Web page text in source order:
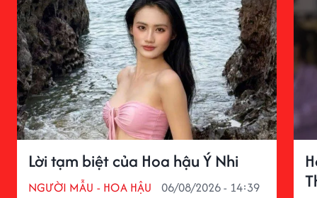
Lời tạm biệt của Hoa hậu Ý Nhi
NGƯỜI MẪU - HOA HẬU 06/08/2026 - 14:39